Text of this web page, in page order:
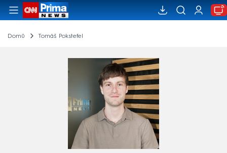
Domů Tomáš Pokstefel